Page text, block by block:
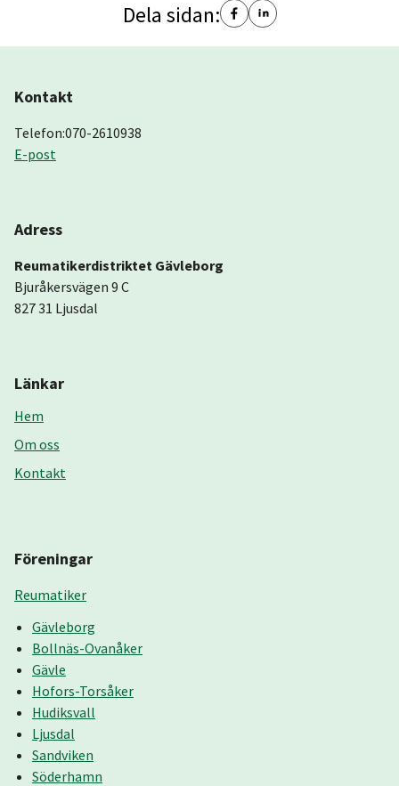
Dela sidan:
Kontakt
Telefon:070-2610938
E-post
Adress
Reumatikerdistriktet Gävleborg
Bjuråkersvägen 9 C
827 31 Ljusdal
Länkar
Hem
Om oss
Kontakt
Föreningar
Reumatiker
Gävleborg
Bollnäs-Ovanåker
Gävle
Hofors-Torsåker
Hudiksvall
Ljusdal
Sandviken
Söderhamn